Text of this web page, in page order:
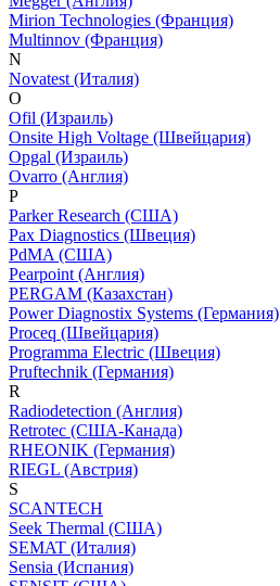
Mirion Technologies (Франция)
Multinnov (Франция)
N
Novatest (Италия)
O
Ofil (Израиль)
Onsite High Voltage (Швейцария)
Opgal (Израиль)
Ovarro (Англия)
P
Parker Research (США)
Pax Diagnostics (Швеция)
PdMA (США)
Pearpoint (Англия)
PERGAM (Казахстан)
Power Diagnostix Systems (Германия)
Proceq (Швейцария)
Programma Electric (Швеция)
Pruftechnik (Германия)
R
Radiodetection (Англия)
Retrotec (США-Канада)
RHEONIK (Германия)
RIEGL (Австрия)
S
SCANTECH
Seek Thermal (США)
SEMAT (Италия)
Sensia (Испания)